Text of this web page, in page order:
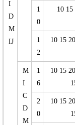
I
D
M
IJ
1
0
10 15
1
2
10 15
M
I
C
D
M
1
6
10 15
2
0
10 15